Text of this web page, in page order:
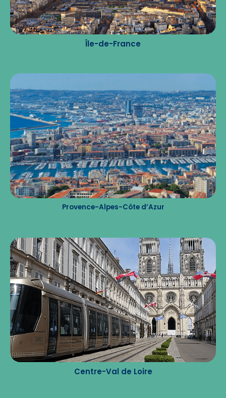
Île-de-France
Provence-Alpes-Côte d’Azur
Centre-Val de Loire